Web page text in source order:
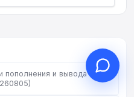
пополнения и вывода